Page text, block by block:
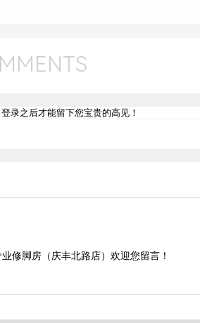
修脚房（庆丰北路店）欢迎您留言！